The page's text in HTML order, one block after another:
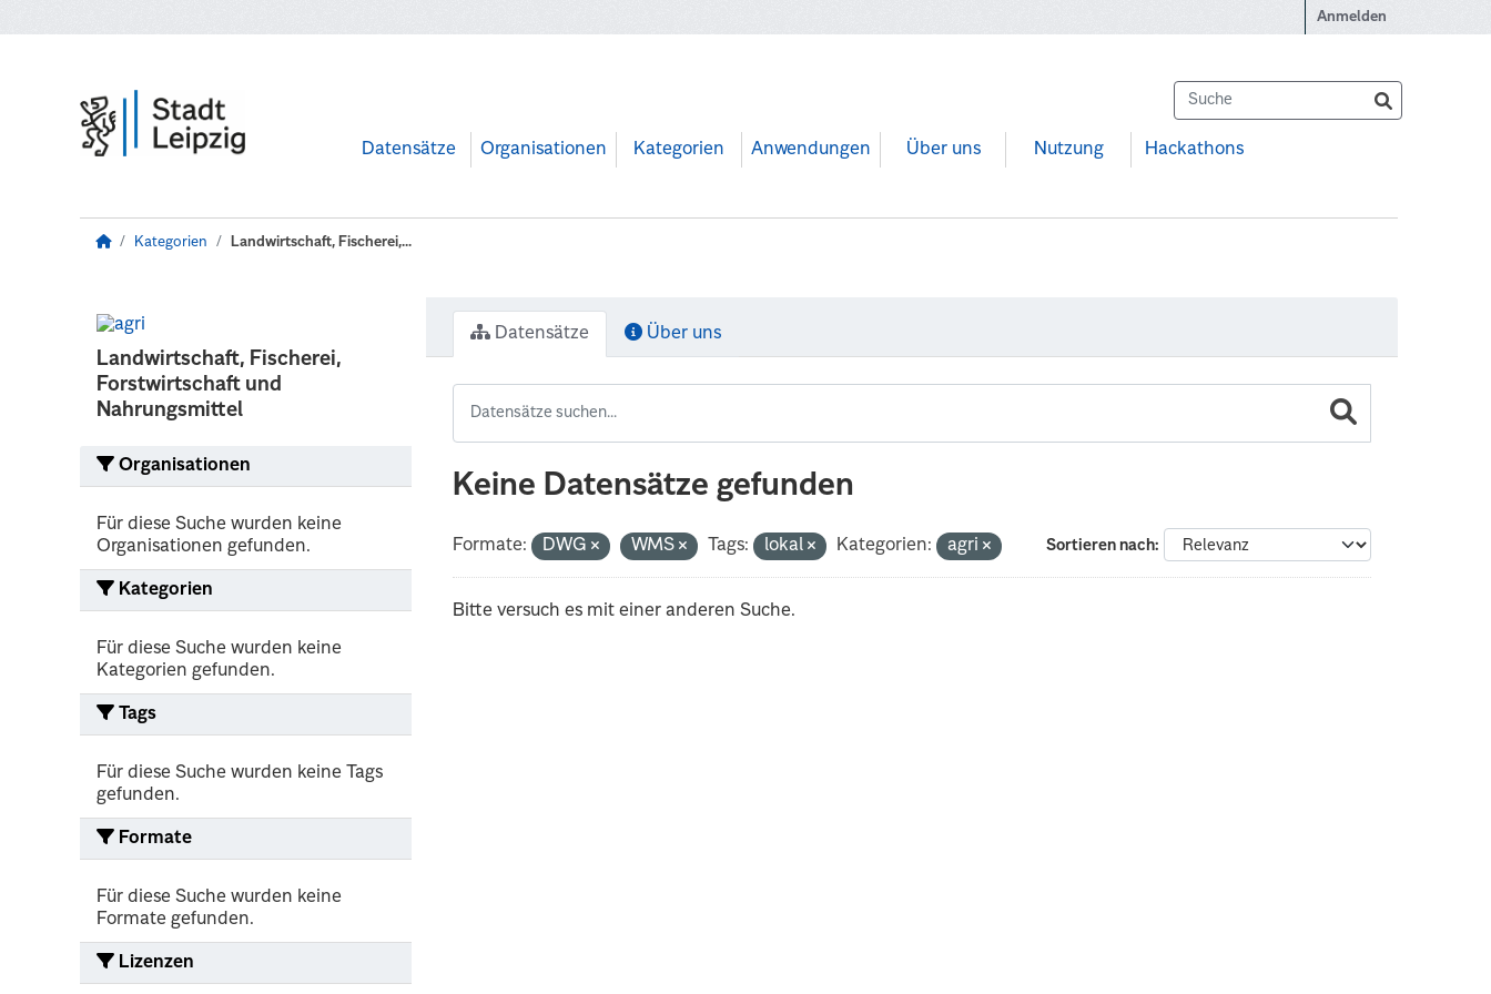
Anmelden
Datensätze Organisationen Kategorien Anwendungen Über uns Nutzung Hackathons
Kategorien Landwirtschaft, Fischerei,...
Landwirtschaft, Fischerei,
Forstwirtschaft und
Nahrungsmittel
Organisationen
Für diese Suche wurden keine
Organisationen gefunden.
Kategorien
Für diese Suche wurden keine
Kategorien gefunden.
Tags
Für diese Suche wurden keine Tags
gefunden.
Formate
Für diese Suche wurden keine
Formate gefunden.
Lizenzen
Datensätze Über uns
Keine Datensätze gefunden
Sortieren nach
Formate: DWG WMS Tags: lokal Kategorien: agri
Bitte versuch es mit einer anderen Suche.